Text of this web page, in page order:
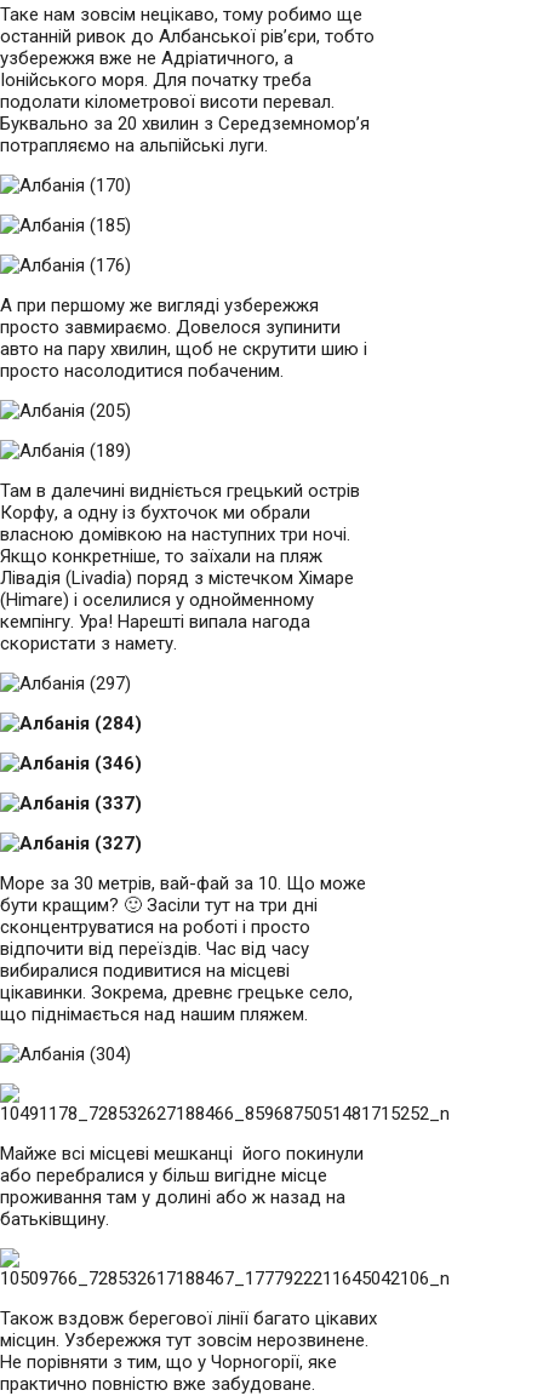
Таке нам зовсім нецікаво, тому робимо ще
останній ривок до Албанської рів’єри, тобто
узбережжя вже не Адріатичного, а
Іонійського моря. Для початку треба
подолати кілометрової висоти перевал.
Буквально за 20 хвилин з Середземномор’я
потрапляємо на альпійські луги.
А при першому же вигляді узбережжя
просто завмираємо. Довелося зупинити
авто на пару хвилин, щоб не скрутити шию і
просто насолодитися побаченим.
Там в далечині видніється грецький острів
Корфу, а одну із бухточок ми обрали
власною домівкою на наступних три ночі.
Якщо конкретніше, то заїхали на пляж
Лівадія (Livadia) поряд з містечком Хімаре
(Himare) і оселилися у однойменному
кемпінгу. Ура! Нарешті випала нагода
скористати з намету.
Море за 30 метрів, вай-фай за 10. Що може
бути кращим? 🙂 Засіли тут на три дні
сконцентруватися на роботі і просто
відпочити від переїздів. Час від часу
вибиралися подивитися на місцеві
цікавинки. Зокрема, древнє грецьке село,
що піднімається над нашим пляжем.
Майже всі місцеві мешканці його покинули
або перебралися у більш вигідне місце
проживання там у долині або ж назад на
батьківщину.
Також вздовж берегової лінії багато цікавих
місцин. Узбережжя тут зовсім нерозвинене.
Не порівняти з тим, що у Чорногорії, яке
практично повністю вже забудоване.